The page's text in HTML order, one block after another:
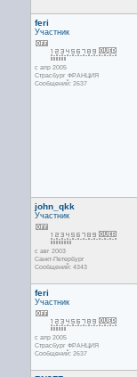
feri
Участник
с апр 2005
Страсбург ФРАНЦИЯ
Сообщений: 2637
john_qkk
Участник
с авг 2003
Санкт-Петербург
Сообщений: 4343
feri
Участник
с апр 2005
Страсбург ФРАНЦИЯ
Сообщений: 2637